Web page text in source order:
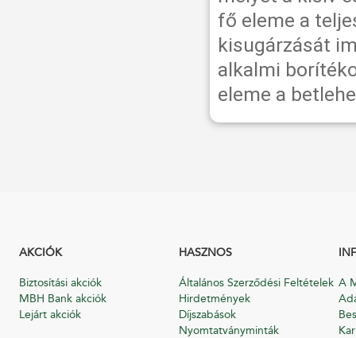
fő eleme a
kisugárzását
alkalmi
eleme a
AKCIÓK
Biztosítási akciók
MBH Bank akciók
Lejárt akciók
HASZNOS
Általános Szerződési Feltételek
Hirdetmények
Díjszabások
Nyomtatványminták
A